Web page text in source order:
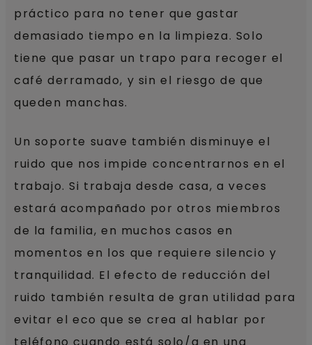
práctico para no tener que gastar
demasiado tiempo en la limpieza. Solo
tiene que pasar un trapo para recoger el
café derramado, y sin el riesgo de que
queden manchas.
Un soporte suave también disminuye el
ruido que nos impide concentrarnos en el
trabajo. Si trabaja desde casa, a veces
estará acompañado por otros miembros
de la familia, en muchos casos en
momentos en los que requiere silencio y
tranquilidad. El efecto de reducción del
ruido también resulta de gran utilidad para
evitar el eco que se crea al hablar por